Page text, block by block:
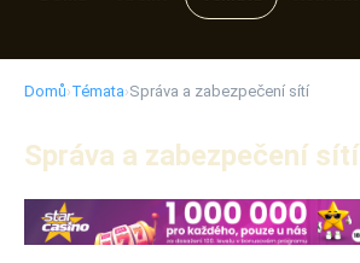
Domů›Témata›Správa a zabezpečení sítí
Správa a zabezpečení sítí